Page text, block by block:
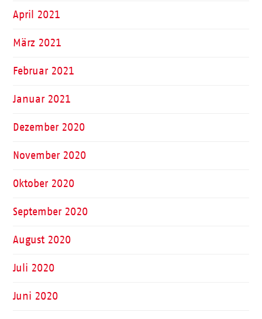
April 2021
März 2021
Februar 2021
Januar 2021
Dezember 2020
November 2020
Oktober 2020
September 2020
August 2020
Juli 2020
Juni 2020